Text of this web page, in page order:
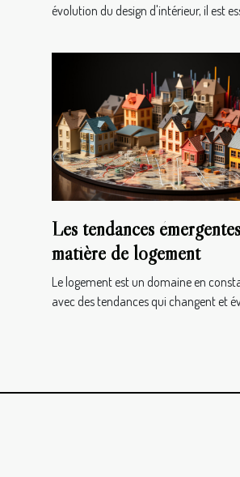
évolution du design d'intérieur, il est
Les tendances
matière de logement
Le logement est un domaine en
avec des tendances qui changent et